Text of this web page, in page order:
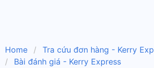
Home
Tra cứu đơn hàng - Kerry
Bài đánh giá - Kerry Express